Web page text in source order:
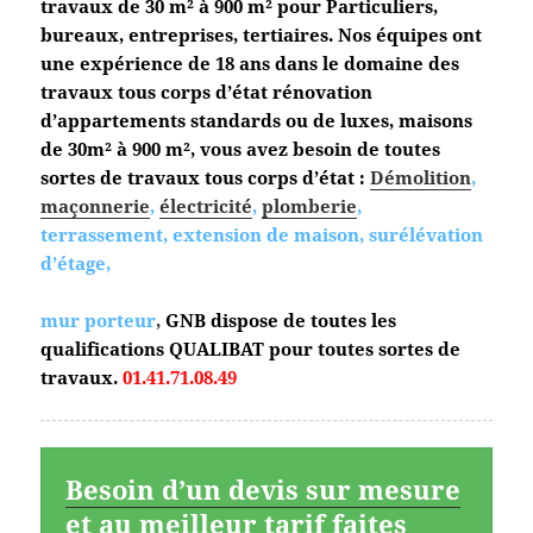
travaux de 30 m² à 900 m² pour Particuliers,
bureaux, entreprises, tertiaires. Nos équipes ont
une expérience de 18 ans dans le domaine des
travaux tous corps d’état rénovation
d’appartements standards ou de luxes, maisons
de 30m² à 900 m², vous avez besoin de toutes
sortes de travaux tous corps d’état : Démolition,
maçonnerie,électricité,plomberie,
terrassement, extension de maison, surélévation
d’étage,
mur porteur,GNB dispose de toutes les
qualifications QUALIBAT pour toutes sortes de
travaux.01.41.71.08.49
Besoin d’un devis sur mesure
et au meilleur tarif faites